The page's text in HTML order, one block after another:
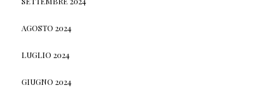
AGOSTO 2024
LUGLIO 2024
GIUGNO 2024